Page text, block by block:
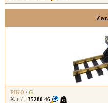
PIKO / G
Kat. č.: 35280-46